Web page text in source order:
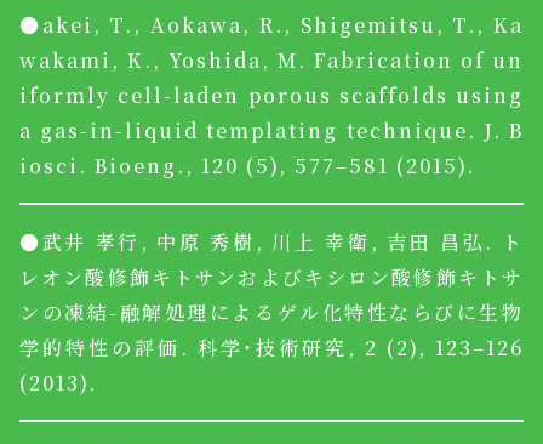
●akei, T., Aokawa, R., Shigemitsu, T., Ka
wakami, K., Yoshida, M. Fabrication of un
iformly cell-laden porous scaffolds using
a gas-in-liquid templating technique. J. B
iosci. Bioeng., 120 (5), 577–581 (2015).
●武井 孝行, 中原 秀樹, 川上 幸衛, 吉田 昌弘. ト
レオン酸修飾キトサンおよびキシロン酸修飾キトサ
ンの凍結-融解処理によるゲル化特性ならびに生物
学的特性の評価. 科学・技術研究, 2 (2), 123–126
(2013).